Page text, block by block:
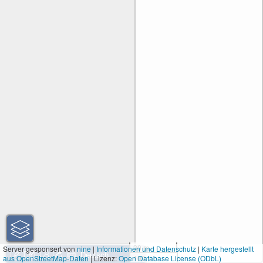
30 m
100 ft
Server gesponsert vonnine|Informationen und Datenschutz | Karte hergestellt
aus OpenStreetMap-Daten| Lizenz:Open Database License (ODbL)